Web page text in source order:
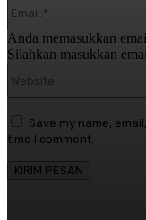
Anda memasukkan
Silahkan masukkan
Save my name,
time I comment.